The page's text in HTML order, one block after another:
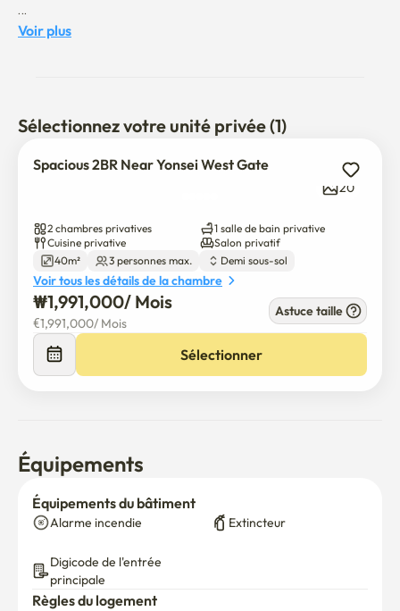
Idéal pour des séjours de courte durée, il convient
• 1 lit Queen et 1 lit Super Lit simple
(Une garniture double peut être fournie moyennant des
climatiseur
• Poêle à gaz, réfrigérateur et machine à laver intégrée
• Wi-Fi à grande vitesse
La salle de bain vient d'être entièrement rénovée, avec
des toilettes et un lavabo tout neufs.
Voir plus
Sélectionnez votre unité privée (1)
Spacious 2BR Near Yonsei West Gate
20
2 chambres privatives
1 salle de bain privative
Cuisine privative
Salon privatif
40m²
3 personnes max. Demi sous-sol
Voir tous les détails de la chambre
₩1,991,000/ Mois
€1,991,000/ Mois
Astuce taille
Sélectionner
Équipements
Équipements du bâtiment
Alarme incendie Extincteur
Digicode de l'entrée
principale
Règles du logement